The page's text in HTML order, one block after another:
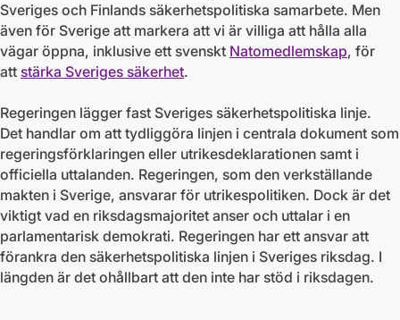
Sveriges och Finlands säkerhetspolitiska samarbete. Men
även för Sverige att markera att vi är villiga att hålla alla
vägar öppna, inklusive ett svenskt Natomedlemskap, för
att stärka Sveriges säkerhet.
Regeringen lägger fast Sveriges säkerhetspolitiska linje.
Det handlar om att tydliggöra linjen i centrala dokument som
regeringsförklaringen eller utrikesdeklarationen samt i
officiella uttalanden. Regeringen, som den verkställande
makten i Sverige, ansvarar för utrikespolitiken. Dock är det
viktigt vad en riksdagsmajoritet anser och uttalar i en
parlamentarisk demokrati. Regeringen har ett ansvar att
förankra den säkerhetspolitiska linjen i Sveriges riksdag. I
längden är det ohållbart att den inte har stöd i riksdagen.